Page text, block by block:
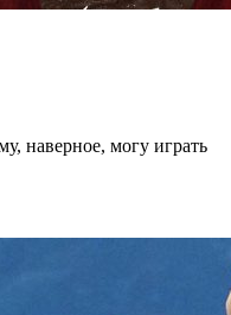
наверное, могу играть